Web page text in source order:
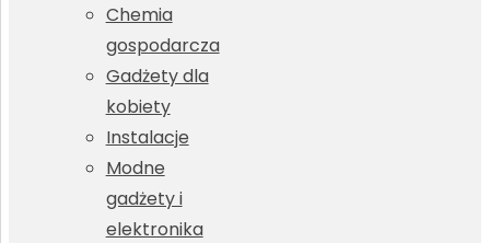
Chemia
gospodarcza
Gadżety dla
kobiety
Instalacje
Modne
gadżety i
elektronika